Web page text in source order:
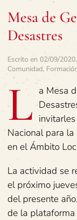
Mesa de
Desastres
Escrito en 02/09/2020
Comunidad,
L a Mesa
Nacional para
en el Ámbito
La actividad se
el próximo
del presente
de la